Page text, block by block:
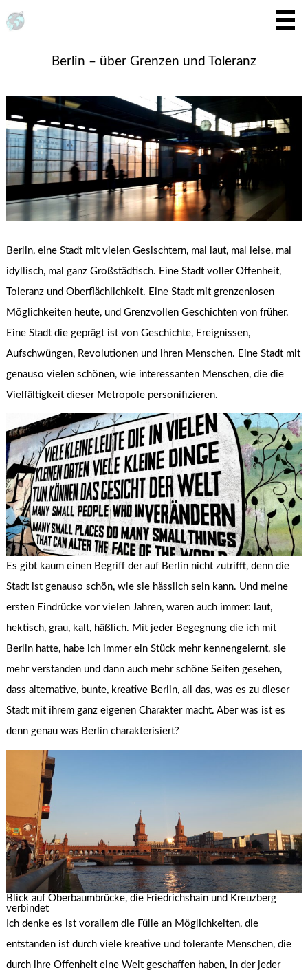
Berlin – über Grenzen und Toleranz
Berlin, eine Stadt mit vielen Gesischtern, mal laut, mal leise, mal
idyllisch, mal ganz Großstädtisch. Eine Stadt voller Offenheit,
Toleranz und Oberflächlichkeit. Eine Stadt mit grenzenlosen
Möglichkeiten heute, und Grenzvollen Geschichten von früher.
Eine Stadt die geprägt ist von Geschichte, Ereignissen,
Aufschwüngen, Revolutionen und ihren Menschen. Eine Stadt mit
genauso vielen schönen, wie interessanten Menschen, die die
Vielfältigkeit dieser Metropole personifizieren.
Es gibt kaum einen Begriff der auf Berlin nicht zutrifft, denn die
Stadt ist genauso schön, wie sie hässlich sein kann. Und meine
ersten Eindrücke vor vielen Jahren, waren auch immer: laut,
hektisch, grau, kalt, häßlich. Mit jeder Begegnung die ich mit
Berlin hatte, habe ich immer ein Stück mehr kennengelernt, sie
mehr verstanden und dann auch mehr schöne Seiten gesehen,
dass alternative, bunte, kreative Berlin, all das, was es zu dieser
Stadt mit ihrem ganz eigenen Charakter macht. Aber was ist es
denn genau was Berlin charakterisiert?
Blick auf Oberbaumbrücke, die Friedrichshain und Kreuzberg
verbindet
Ich denke es ist vorallem die Fülle an Möglichkeiten, die
entstanden ist durch viele kreative und tolerante Menschen, die
durch ihre Offenheit eine Welt geschaffen haben, in der jeder